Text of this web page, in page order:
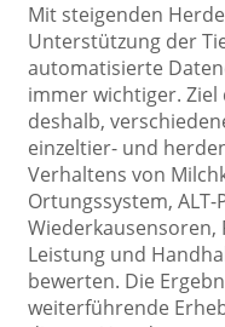
Mit steigenden
Unterstützung der
automatisierte
immer wichtiger.
deshalb,
einzeltier- und
Verhaltens von
Ortungssystem,
Wiederkausensoren,
Leistung und
bewerten. Die
weiterführende